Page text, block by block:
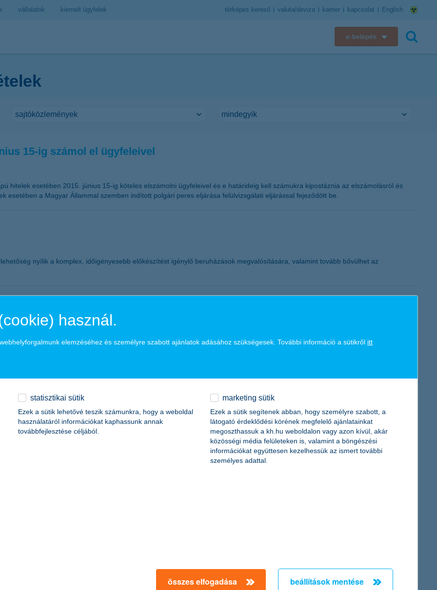
vállalatok kiemelt ügyfelek térképes kereső valuta/deviza karrier kapcsolat English
e-belépés
15-ig számol el ügyfeleivel
hitelek esetében 2015. június 15-ig köteles elszámolni ügyfeleivel és e határideig kell számukra kipostáznia az elszámolásról és
esetében a Magyar Állammal szemben indított polgári peres eljárása felülvizsgálati eljárással fejeződött be.
nyílik a komplex, időigényesebb előkészítést igénylő beruházások megvalósítására, valamint tovább bővülhet az
4 százalékát adják, mégis a személyi sérüléssel járó baleseteknek a tizedét okozzák a motorosok április és szeptember
hogy bár a motorozás kockázatos, a motorosok esetében a 6300 forintos átlagos éves kötelező felelősségbiztosítási díj
látják a hazai nagyvállalatok most, mint egy éve. A K&H nagyvállalati növekedési index enyhe csökkenést követően jelenleg 6 ponton
használ.
elemzéséhez és személyre szabott ajánlatok adásához szükségesek. További információ a sütikről itt
statisztikai sütik
Ezek a sütik lehetővé teszik számunkra, hogy a weboldal
használatáról információkat kaphassunk annak
továbbfejlesztése céljából.
marketing sütik
Ezek a sütik segítenek abban, hogy személyre szabott, a
látogató érdeklődési körének megfelelő ajánlatainkat
megoszthassuk a kh.hu weboldalon vagy azon kívül, akár
közösségi média felületeken is, valamint a böngészési
információkat együttesen kezelhessük az ismert további
személyes adattal.
összes elfogadása beállítások mentése